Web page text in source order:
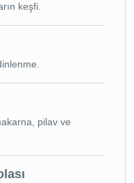
keşfi.
pilav ve